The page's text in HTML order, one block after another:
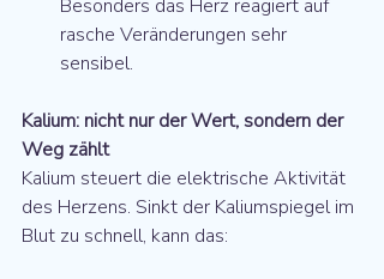
Besonders das Herz reagiert auf
rasche Veränderungen sehr
sensibel.
Kalium: nicht nur der Wert, sondern der
Weg zählt
Kalium steuert die elektrische Aktivität
des Herzens. Sinkt der Kaliumspiegel im
Blut zu schnell, kann das: